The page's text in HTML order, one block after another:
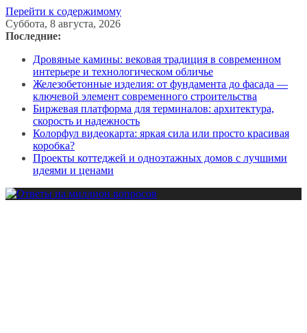
Перейти к содержимому
Суббота, 8 августа, 2026
Последние:
Дровяные камины: вековая традиция в современном
интерьере и технологическом обличье
Железобетонные изделия: от фундамента до фасада —
ключевой элемент современного строительства
Биржевая платформа для терминалов: архитектура,
скорость и надежность
Колорфул видеокарта: яркая сила или просто красивая
коробка?
Проекты коттеджей и одноэтажных домов с лучшими
идеями и ценами